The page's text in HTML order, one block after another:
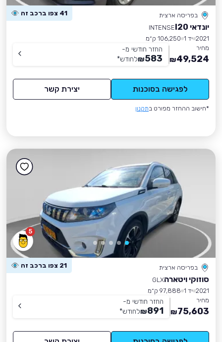
בפריסה ארצית 41 צפו ברכב זה
יונדאי I20
INTENSE
2021 יד 1
106,250 ק״מ
מחיר
49,524
₪
החזר חודשי מ-
583
₪לחודש*
לפגישה בסוכנות יצירת קשר
*חישוב ההחזר מפורט בתקנון
5
בפריסה ארצית 21 צפו ברכב זה
סוזוקי ויטארהGLX
2021 יד 1
97,888 ק״מ
מחיר
75,603
₪
החזר חודשי מ-
891
₪לחודש*